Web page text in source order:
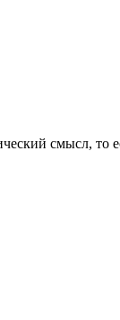
смысл,